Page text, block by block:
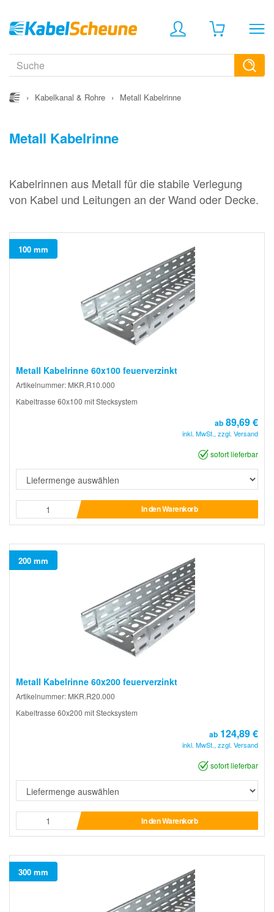
› Kabelkanal & Rohre › Metall Kabelrinne
Metall Kabelrinne
Kabelrinnen aus Metall für die stabile Verlegung
von Kabel und Leitungen an der Wand oder Decke.
100 mm
Metall Kabelrinne 60x100 feuerverzinkt
Artikelnummer: MKR.R10.000
Kabeltrasse 60x100 mit Stecksystem
ab 89,69 €
inkl. MwSt., zzgl. Versand
sofort lieferbar
In den Warenkorb
200 mm
Metall Kabelrinne 60x200 feuerverzinkt
Artikelnummer: MKR.R20.000
Kabeltrasse 60x200 mit Stecksystem
ab 124,89 €
inkl. MwSt., zzgl. Versand
sofort lieferbar
In den Warenkorb
300 mm